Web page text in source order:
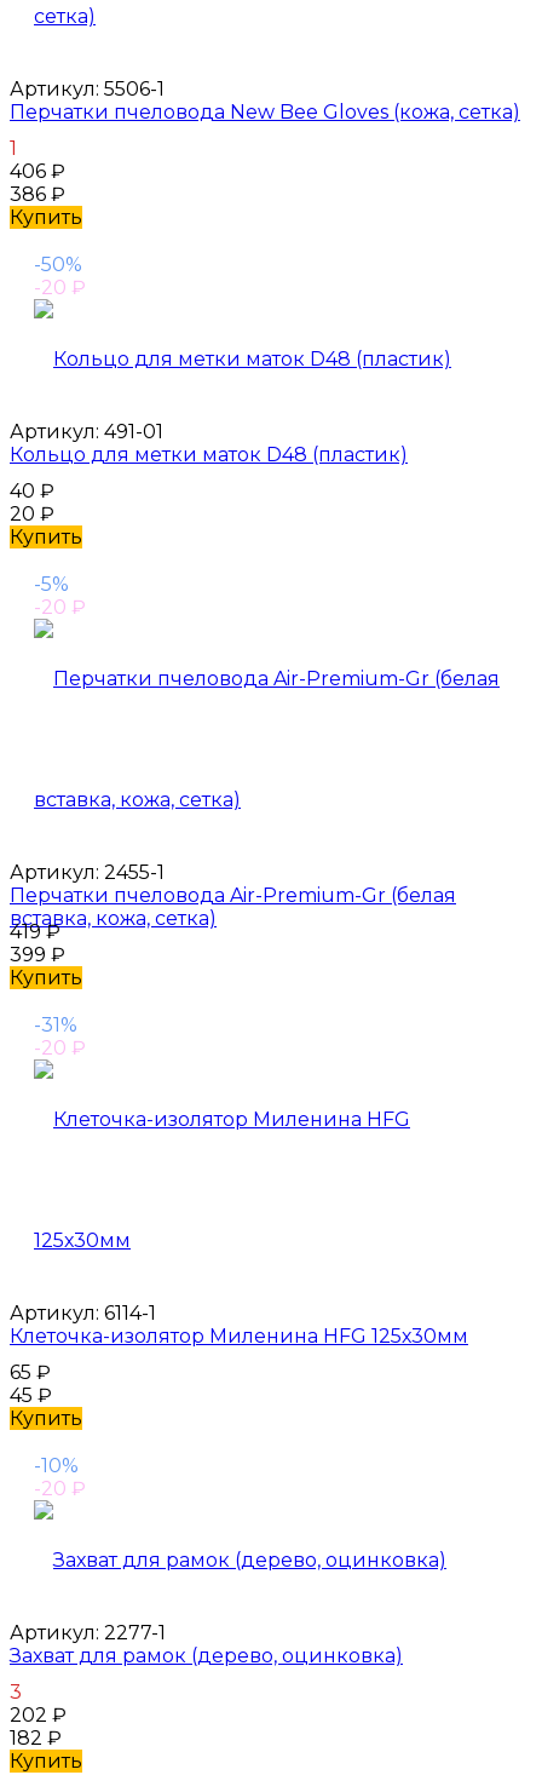
Артикул: 5506-1
Перчатки пчеловода New Bee Gloves (кожа, сетка)
1
406 ₽
386 ₽
Купить
-50%
-20 ₽
Артикул: 491-01
Кольцо для метки маток D48 (пластик)
40 ₽
20 ₽
Купить
-5%
-20 ₽
Артикул: 2455-1
Перчатки пчеловода Air-Premium-Gr (белая
вставка, кожа, сетка)
419₽
399 ₽
Купить
-31%
-20 ₽
Артикул: 6114-1
Клеточка-изолятор Миленина HFG 125х30мм
65 ₽
45 ₽
Купить
-10%
-20 ₽
Артикул: 2277-1
Захват для рамок (дерево, оцинковка)
3
202 ₽
182 ₽
Купить